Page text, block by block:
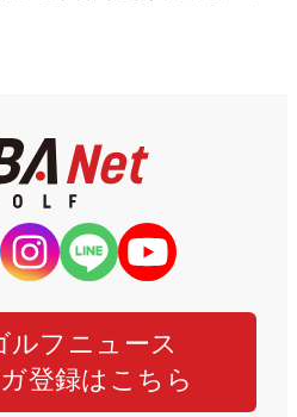
ルフニュース
登録はこちら